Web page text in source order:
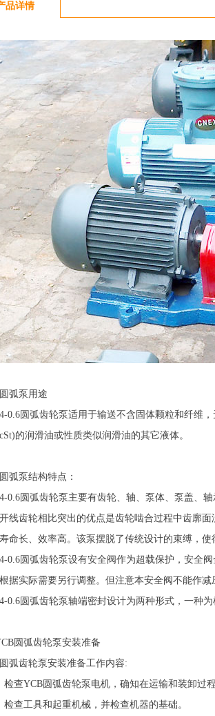
品详情
弧泵用途
0.6圆弧齿轮泵适用于输送不含固体颗粒和纤维
的润滑油或性质类似润滑油的其它液体。
弧泵结构特点：
0.6圆弧齿轮泵主要有齿轮、轴、泵体、泵盖、
线齿轮相比突出的优点是齿轮啮合过程中齿廓
命长、效率高。该泵摆脱了传统设计的束缚，
0.6圆弧齿轮泵设有安全阀作为超载保护，安全
据实际需要另行调整。但注意本安全阀不能作减
0.6圆弧齿轮泵轴端密封设计为两种形式，一种
圆弧齿轮泵安装准备
弧齿轮泵安装准备工作内容:
检查YCB圆弧齿轮泵电机，确知在运输和装卸过
检查工具和起重机械，并检查机器的基础。